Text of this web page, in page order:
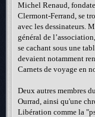
Michel Renaud,
Clermont-Ferrand, se
avec les dessinateurs.
général de
se cachant sous une
devaient notamment
Carnets de voyage en
Deux autres membres
Ourrad, ainsi qu'une
Libération comme la